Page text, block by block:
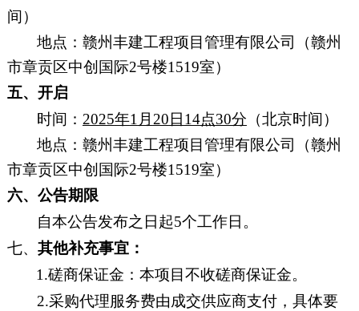
间）
地点： 赣州丰建工程项目管理有限公司（赣州
市章贡区中创国际2号楼1519室）
五、开启
时间： 2025年1 月 20 日 14点30分 （北京时间）
地点： 赣州丰建工程项目管理有限公司（赣州
市章贡区中创国际2号楼1519室）
六、 公告期限
自本公告发布之日起5个工作日。
七、 其他补充事宜：
1.磋商保证金： 本项目不收磋商保证金。
2.采购代理服务费由成交供应商支付，具体要